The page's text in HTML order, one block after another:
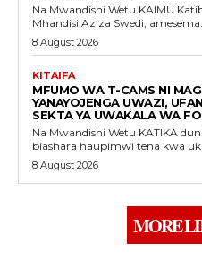
Na Mwandishi Wetu KAIMU Katibu Mtendaji wa Tume ya Madini,
Mhandisi Aziza Swedi, amesema...
8 August 2026
KITAIFA
MFUMO WA T-CAMS NI
YANAYOJENGA UWAZI,
SEKTA YA UWAKALA WA
Na Mwandishi Wetu KATIKA dunia ya sasa, ushindani wa
biashara haupimwi tena kwa
8 August 2026
MORE